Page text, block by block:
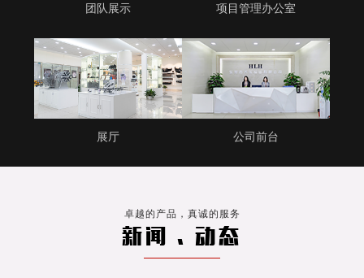
团队展示 项目管理办公室
展厅 公司前台
卓越的产品，真诚的服务
新闻 . 动态